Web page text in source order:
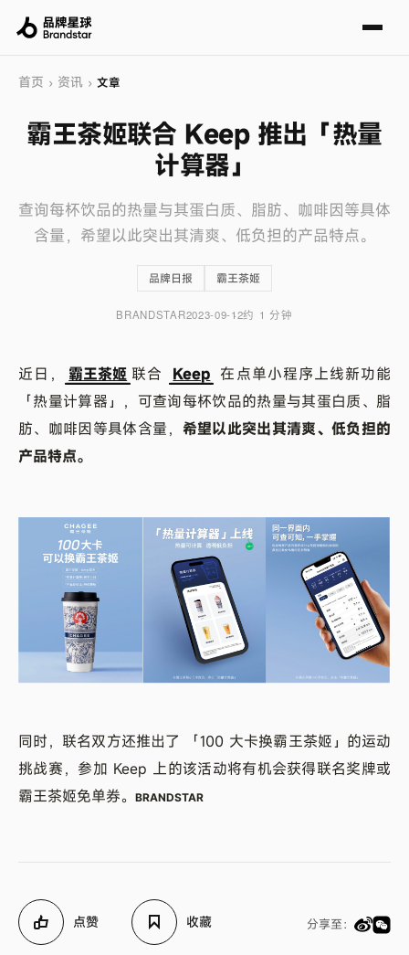
首页 › 资讯 › 文章
霸王茶姬联合 Keep 推出「热量
计算器」
查询每杯饮品的热量与其蛋白质、脂肪、咖啡因等具体
含量，希望以此突出其清爽、低负担的产品特点。
品牌日报 霸王茶姬
BRANDSTAR2023-09-12约 1 分钟
近日， 霸王茶姬 联合 Keep 在点单小程序上线新功能
「热量计算器」，可查询每杯饮品的热量与其蛋白质、脂
肪、咖啡因等具体含量， 希望以此突出其清爽、低负担的
产品特点。
同时，联名双方还推出了 「100 大卡换霸王茶姬」的运动
挑战赛，参加 Keep 上的该活动将有机会获得联名奖牌或
霸王茶姬免单券。
BRANDSTAR
点赞 收藏 分享至：